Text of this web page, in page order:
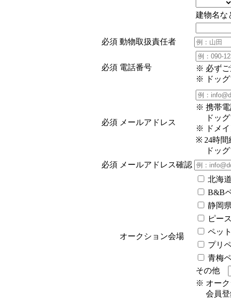
建物名な
必須 動物取扱責任者
必須 電話番号
※ 必ずご
※ ドッグ
必須 メールアドレス
※ 携帯電
ドッグ
※ ドメイ
※ 24時間
ドッグ
必須 メールアドレス確認
オークション会場
北海
B&B
静岡
ピー
ペッ
プリ
青梅
その他
※ オーク
会員登